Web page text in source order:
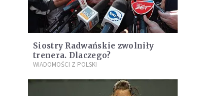
Siostry Radwańskie zwolniły
trenera. Dlaczego?
WIADOMOŚCI Z POLSKI